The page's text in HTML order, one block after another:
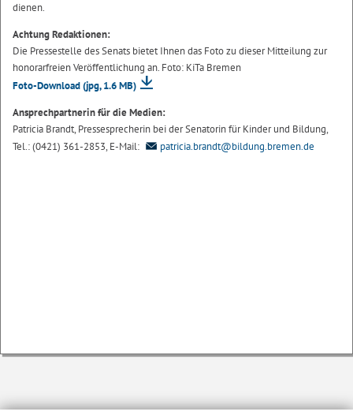
dienen.
Achtung Redaktionen:
Die Pressestelle des Senats bietet Ihnen das Foto zu dieser Mitteilung zur
honorarfreien Veröffentlichung an. Foto: KiTa Bremen
Foto-Download(jpg, 1.6 MB)
Ansprechpartnerin für die Medien:
Patricia Brandt, Pressesprecherin bei der Senatorin für Kinder und Bildung,
Tel.: (0421) 361-2853, E-Mail:
patricia.brandt@bildung.bremen.de